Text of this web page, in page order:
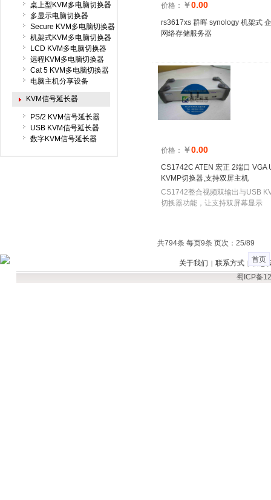
价格： ￥0.00
rs3617xs 群晖 synology 机架式
网络存储服务器
价格： ￥0.00
CS1742C ATEN 宏正 2端口 VGA
KVMP切换器,支持双屏主机
CS1742整合视频双输出与USB
切换器功能，让支持双屏幕显示
共794条 每页9条 页次：25/89
首页
桌上型KVM多电脑切换器
多显示电脑切换器
Secure KVM多电脑切换器
机架式KVM多电脑切换器
LCD KVM多电脑切换器
远程KVM多电脑切换器
Cat 5 KVM多电脑切换器
电脑主机分享设备
KVM信号延长器
PS/2 KVM信号延长器
USB KVM信号延长器
数字KVM信号延长器
关于我们 | 联系方式 |
信息
蜀ICP备